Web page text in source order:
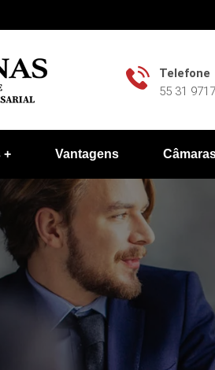
Telefone
55 31
Vantagens